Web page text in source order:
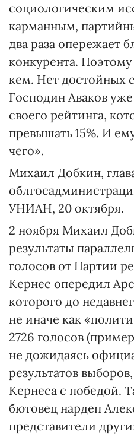
социологическим
карманным,
два раза опережает
конкурента. Поэтому
кем. Нет достойных
Господин Аваков
своего рейтинга,
превышать 15%. И
чего».
Михаил Добкин,
УНИАН, 20 октября.
2 ноября Михаил
результаты
голосов от Партии
Кернес опередил
которого до
не иначе как
2726 голосов
не дожидаясь
результатов
Кернеса с победой.
бютовец нардеп
представители